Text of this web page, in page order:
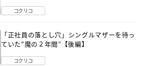
コクリコ
「正社員の落とし穴」シングルマザーを待っ
ていた“魔の２年間”【後編】
コクリコ